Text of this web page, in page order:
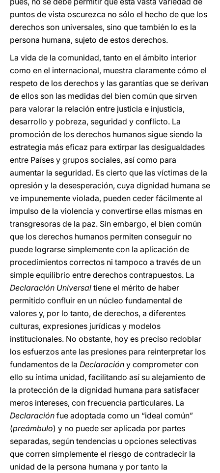
puntos de vista oscurezca no sólo el hecho de que los
derechos son universales, sino que también lo es la
persona humana, sujeto de estos derechos.
La vida de la comunidad, tanto en el ámbito interior
como en el internacional, muestra claramente cómo el
respeto de los derechos y las garantías que se derivan
de ellos son las medidas del bien común que sirven
para valorar la relación entre justicia e injusticia,
desarrollo y pobreza, seguridad y conflicto. La
promoción de los derechos humanos sigue siendo la
estrategia más eficaz para extirpar las desigualdades
entre Países y grupos sociales, así como para
aumentar la seguridad. Es cierto que las víctimas de la
opresión y la desesperación, cuya dignidad humana se
ve impunemente violada, pueden ceder fácilmente al
impulso de la violencia y convertirse ellas mismas en
transgresoras de la paz. Sin embargo, el bien común
que los derechos humanos permiten conseguir no
puede lograrse simplemente con la aplicación de
procedimientos correctos ni tampoco a través de un
simple equilibrio entre derechos contrapuestos. La
Declaración Universal tiene el mérito de haber
permitido confluir en un núcleo fundamental de
valores y, por lo tanto, de derechos, a diferentes
culturas, expresiones jurídicas y modelos
institucionales. No obstante, hoy es preciso redoblar
los esfuerzos ante las presiones para reinterpretar los
fundamentos de la Declaración y comprometer con
ello su íntima unidad, facilitando así su alejamiento de
la protección de la dignidad humana para satisfacer
meros intereses, con frecuencia particulares. La
Declaración fue adoptada como un “ideal común”
(preámbulo) y no puede ser aplicada por partes
separadas, según tendencias u opciones selectivas
que corren simplemente el riesgo de contradecir la
unidad de la persona humana y por tanto la